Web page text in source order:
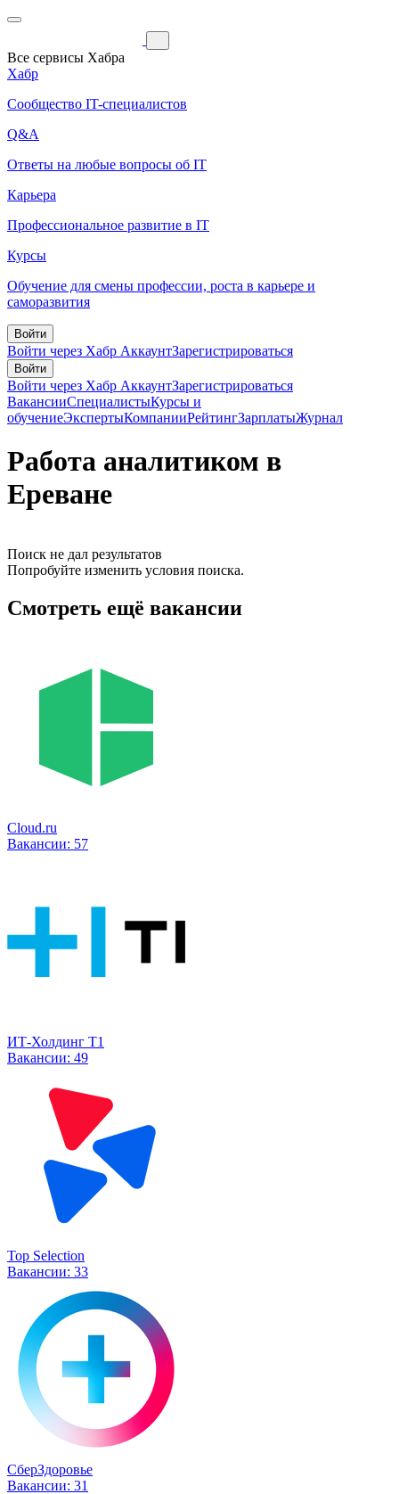
Все сервисы Хабра
Хабр
Сообщество IT-специалистов
Q&A
Ответы на любые вопросы об IT
Карьера
Профессиональное развитие в IT
Курсы
Обучение для смены профессии, роста в карьере и
саморазвития
Войти
Войти через Хабр АккаунтЗарегистрироваться
Войти
Войти через Хабр АккаунтЗарегистрироваться
ВакансииСпециалистыКурсы и
обучениеЭкспертыКомпанииРейтингЗарплатыЖурнал
Работа аналитиком в
Ереване
Поиск не дал результатов
Попробуйте изменить условия поиска.
Смотреть ещё вакансии
Cloud.ru
Вакансии: 57
ИТ-Холдинг Т1
Вакансии: 49
Top Selection
Вакансии: 33
СберЗдоровье
Вакансии: 31